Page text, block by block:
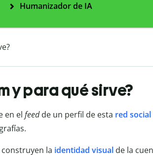
Humanizador de IA
y para qué sirve?
en el feedde un perfil de esta red social
la identidad visualde la